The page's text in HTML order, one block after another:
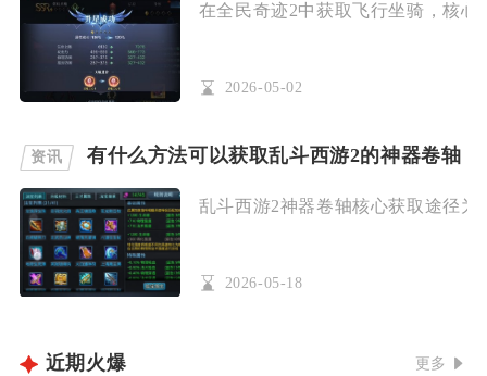
在全民奇迹2中获取飞行坐骑，核
2026-05-02
资讯 有什么方法可以获取乱斗西游2的神器卷轴
乱斗西游2神器卷轴核心获取途径
2026-05-18
近期火爆 更多